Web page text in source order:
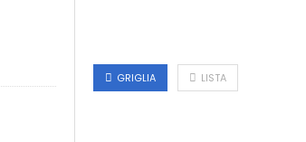
GRIGLIA LISTA